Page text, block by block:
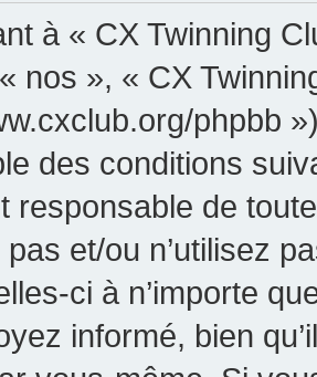
à « CX Twinning
nos », « CX
phpbb
des conditions
responsable de
pas et/ou n’utilisez
ci à n’importe
informé, bien